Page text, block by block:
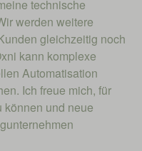
technische
werden weitere
gleichzeitig noch
kann komplexe
Automatisation
Ich freue mich, für
können und neue